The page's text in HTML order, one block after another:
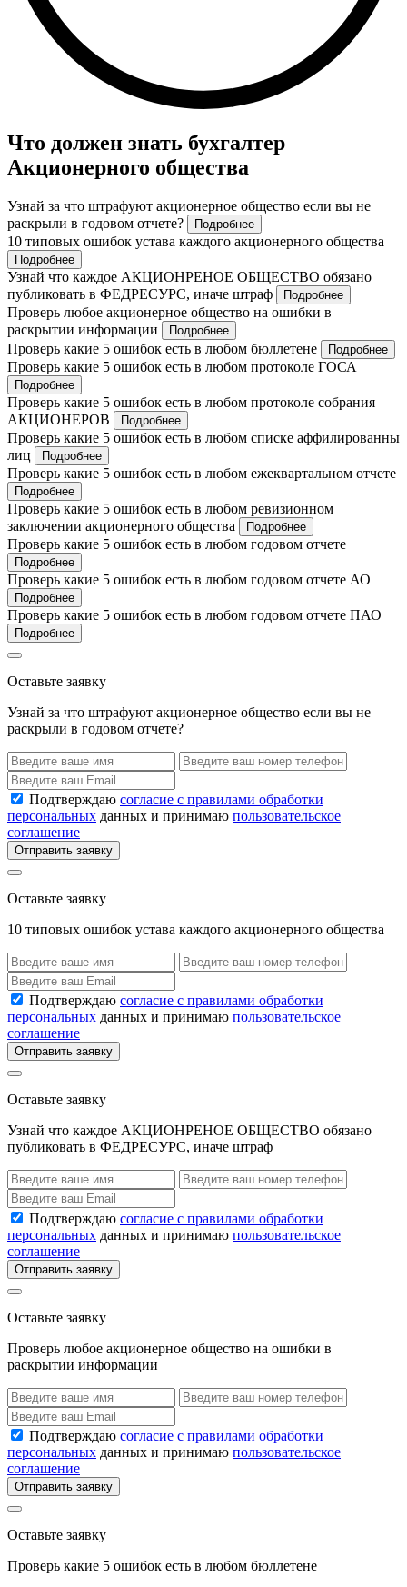
Что должен знать бухгалтер
Акционерного общества
Узнай за что штрафуют акционерное общество если вы не
раскрыли в годовом отчете?
Подробнее
10 типовых ошибок устава каждого акционерного общества
Подробнее
Узнай что каждое АКЦИОНРЕНОЕ ОБЩЕСТВО обязано
публиковать в ФЕДРЕСУРС, иначе штраф
Подробнее
Проверь любое акционерное общество на ошибки в
раскрытии информации
Подробнее
Проверь какие 5 ошибок есть в любом бюллетене Подробнее
Проверь какие 5 ошибок есть в любом протоколе ГОСА
Подробнее
Проверь какие 5 ошибок есть в любом протоколе собрания
АКЦИОНЕРОВ
Подробнее
Проверь какие 5 ошибок есть в любом списке аффилированны
лиц
Подробнее
Проверь какие 5 ошибок есть в любом ежеквартальном отчете
Подробнее
Проверь какие 5 ошибок есть в любом ревизионном
заключении акционерного общества
Подробнее
Проверь какие 5 ошибок есть в любом годовом отчете
Подробнее
Проверь какие 5 ошибок есть в любом годовом отчете АО
Подробнее
Проверь какие 5 ошибок есть в любом годовом отчете ПАО
Подробнее
Оставьте заявку
Узнай за что штрафуют акционерное общество если вы не
раскрыли в годовом отчете?
Подтверждаю согласие с правилами обработки
персональных данных и принимаю пользовательское
соглашение
Отправить заявку
Оставьте заявку
10 типовых ошибок устава каждого акционерного общества
Подтверждаю согласие с правилами обработки
персональных данных и принимаю пользовательское
соглашение
Отправить заявку
Оставьте заявку
Узнай что каждое АКЦИОНРЕНОЕ ОБЩЕСТВО обязано
публиковать в ФЕДРЕСУРС, иначе штраф
Подтверждаю согласие с правилами обработки
персональных данных и принимаю пользовательское
соглашение
Отправить заявку
Оставьте заявку
Проверь любое акционерное общество на ошибки в
раскрытии информации
Подтверждаю согласие с правилами обработки
персональных данных и принимаю пользовательское
соглашение
Отправить заявку
Оставьте заявку
Проверь какие 5 ошибок есть в любом бюллетене